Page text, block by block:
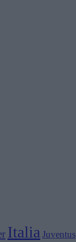
Italia Juventus